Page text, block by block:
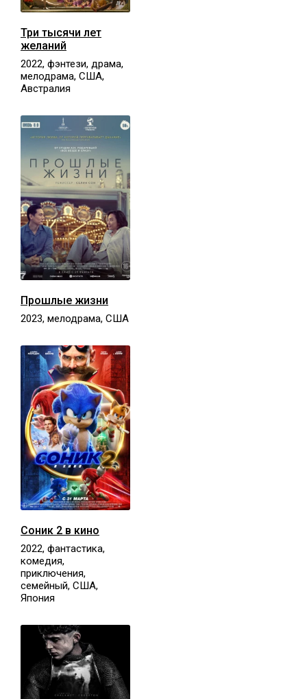
Три тысячи лет
желаний
2022, фэнтези, драма,
мелодрама, США,
Австралия
Прошлые жизни
2023, мелодрама, США
Соник 2 в кино
2022, фантастика,
комедия,
приключения,
семейный, США,
Япония